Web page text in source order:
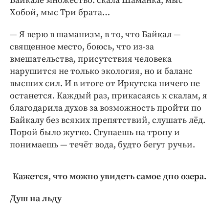
Хобой, мыс Три брата…
— Я верю в шаманизм, в то, что Байкал —
священное место, боюсь, что из-за
вмешательства, присутствия человека
нарушится не только экология, но и баланс
высших сил. И в итоге от Иркутска ничего не
останется. Каждый раз, прикасаясь к скалам, я
благодарила духов за возможность пройти по
Байкалу без всяких препятствий, слушать лёд.
Порой было жутко. Ступаешь на тропу и
понимаешь — течёт вода, будто бегут ручьи.
Кажется, что можно увидеть самое дно озера.
Душ на льду